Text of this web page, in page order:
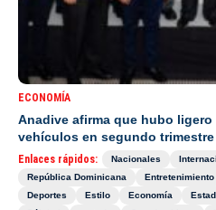
ECONOMÍA
Anadive afirma que hubo
vehículos en segundo
Enlaces rápidos: Nacionales
República Dominicana
Entretenimiento
Deportes
Estilo Economía